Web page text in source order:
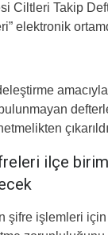
Ciltleri Takip
elektronik
ilçe
şifre işlemleri için